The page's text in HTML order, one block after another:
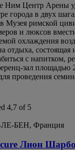
Ним Центр Арены
города в двух
Музея римской
и люксов
охлаждения
отдыха, состоящая
с напитком,
зал площадью
проведения
4,7 of 5
БЕН, Франция
Лион